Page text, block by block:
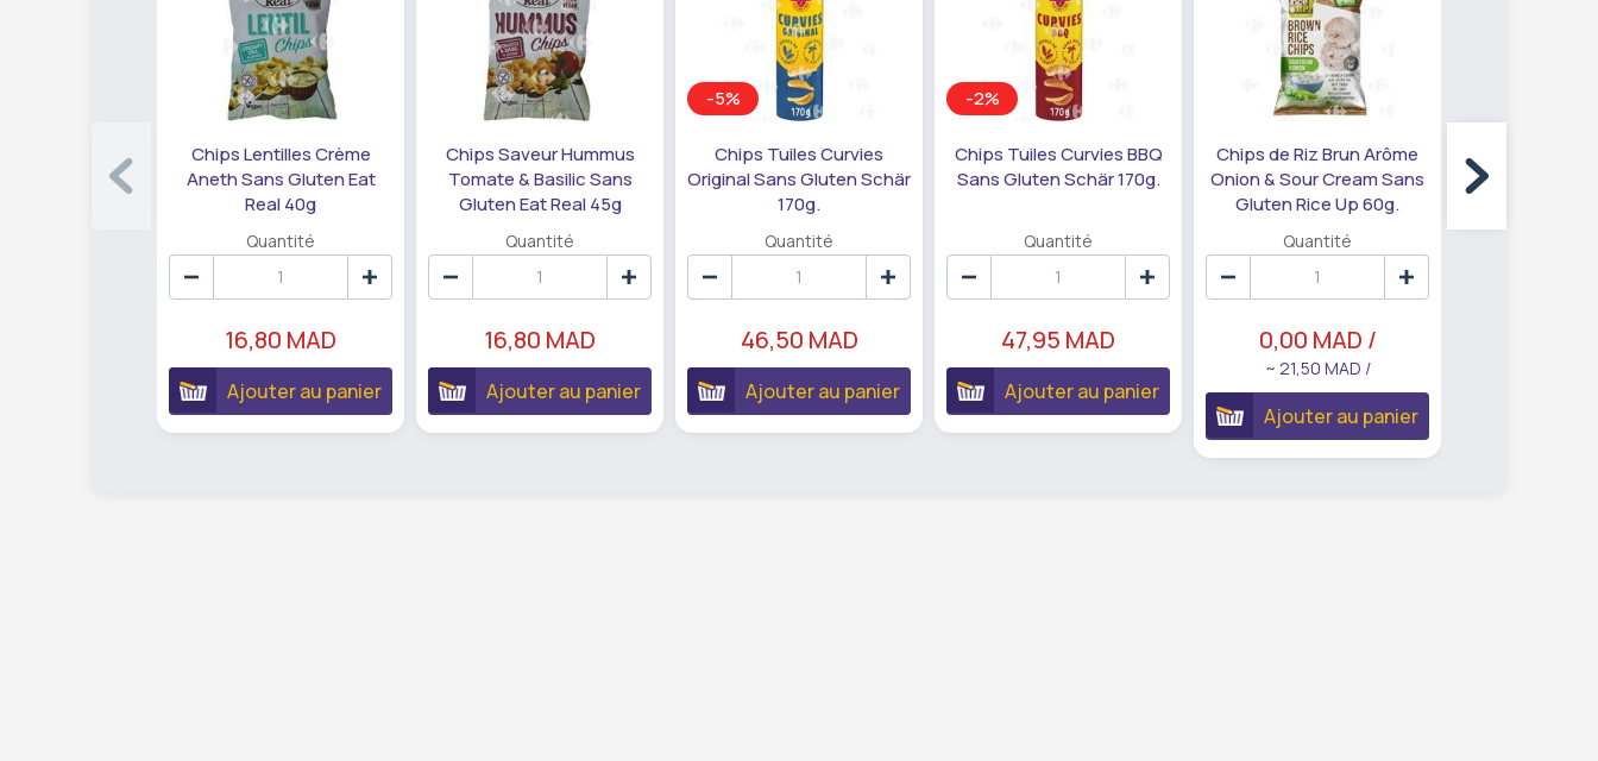
Chips Lentilles Crème
Aneth Sans Gluten Eat
Real 40g
Quantité
16,80 MAD
Ajouter au panier
Chips Saveur Hummus
Tomate & Basilic Sans
Gluten Eat Real 45g
Quantité
16,80 MAD
Ajouter au panier
-5%
Chips Tuiles Curvies
Original Sans Gluten Schär
170g.
Quantité
46,50 MAD
Ajouter au panier
-2%
Chips Tuiles Curvies BBQ
Sans Gluten Schär 170g.
Quantité
47,95 MAD
Ajouter au panier
Chips de Riz Brun Arôme
Onion & Sour Cream Sans
Gluten Rice Up 60g.
Quantité
0,00 MAD /
~ 21,50 MAD /
Ajouter au panier